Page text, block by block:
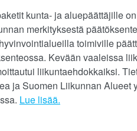
kunta- ja aluepäättäjille
merkityksestä
toimiville
Kevään vaaleissa
liikuntaehdokkaiksi.
ja Suomen Liikunnan Alueet
Lue lisää.